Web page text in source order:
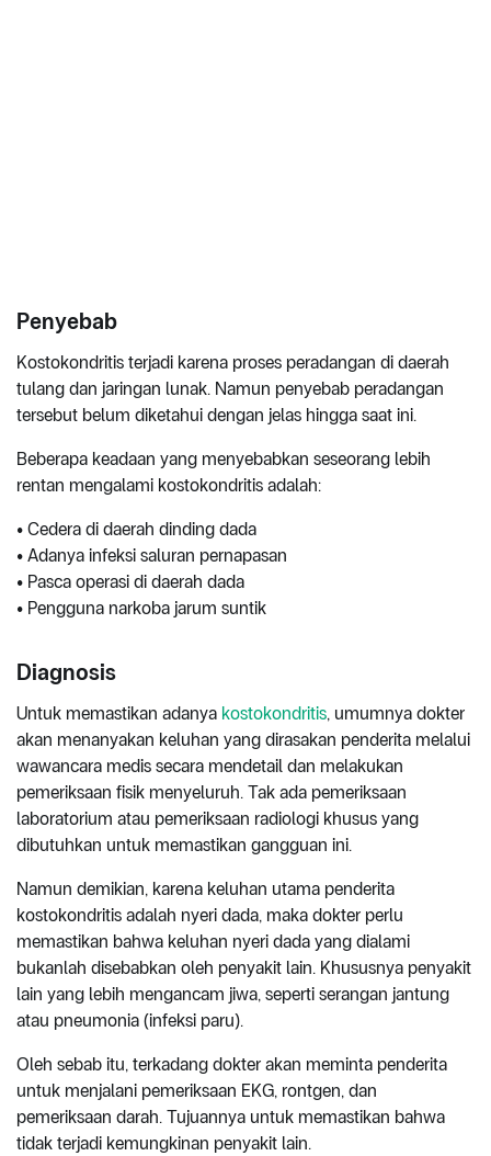
Penyebab
Kostokondritis terjadi karena proses peradangan di daerah
tulang dan jaringan lunak. Namun penyebab peradangan
tersebut belum diketahui dengan jelas hingga saat ini.
Beberapa keadaan yang menyebabkan seseorang lebih
rentan mengalami kostokondritis adalah:
• Cedera di daerah dinding dada
• Adanya infeksi saluran pernapasan
• Pasca operasi di daerah dada
• Pengguna narkoba jarum suntik
Diagnosis
Untuk memastikan adanya kostokondritis, umumnya dokter
akan menanyakan keluhan yang dirasakan penderita melalui
wawancara medis secara mendetail dan melakukan
pemeriksaan fisik menyeluruh. Tak ada pemeriksaan
laboratorium atau pemeriksaan radiologi khusus yang
dibutuhkan untuk memastikan gangguan ini.
Namun demikian, karena keluhan utama penderita
kostokondritis adalah nyeri dada, maka dokter perlu
memastikan bahwa keluhan nyeri dada yang dialami
bukanlah disebabkan oleh penyakit lain. Khususnya penyakit
lain yang lebih mengancam jiwa, seperti serangan jantung
atau pneumonia (infeksi paru).
Oleh sebab itu, terkadang dokter akan meminta penderita
untuk menjalani pemeriksaan EKG, rontgen, dan
pemeriksaan darah. Tujuannya untuk memastikan bahwa
tidak terjadi kemungkinan penyakit lain.